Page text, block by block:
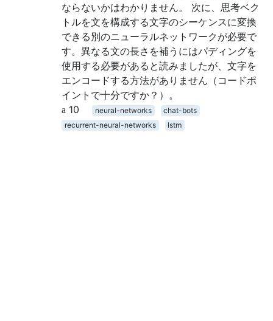
ならないかはわかりません。 次に、思考ベク
トルを文を構成する文字のシーケンスに変換
できる別のニューラルネットワークが必要で
す。異なる文の長さを補うにはパディングを
使用する必要があると読みましたが、文字を
エンコードする方法がありません（コードポ
イントで十分ですか？）。
10
neural-networks
chat-bots
recurrent-neural-networks
lstm